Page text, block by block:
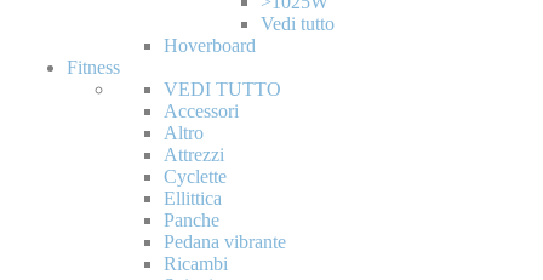
Vedi tutto
Hoverboard
Fitness
VEDI TUTTO
Accessori
Altro
Attrezzi
Cyclette
Ellittica
Panche
Pedana vibrante
Ricambi